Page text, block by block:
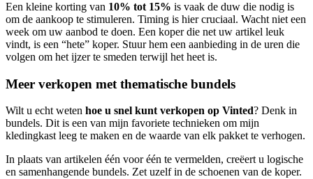
Een kleine korting van 10% tot 15% is vaak de duw die nodig is
om de aankoop te stimuleren. Timing is hier cruciaal. Wacht niet een
week om uw aanbod te doen. Een koper die net uw artikel leuk
vindt, is een “hete” koper. Stuur hem een aanbieding in de uren die
volgen om het ijzer te smeden terwijl het heet is.
Meer verkopen met thematische bundels
Wilt u echt weten hoe u snel kunt verkopen op Vinted? Denk in
bundels. Dit is een van mijn favoriete technieken om mijn
kledingkast leeg te maken en de waarde van elk pakket te verhogen.
In plaats van artikelen één voor één te vermelden, creëert u logische
en samenhangende bundels. Zet uzelf in de schoenen van de koper.